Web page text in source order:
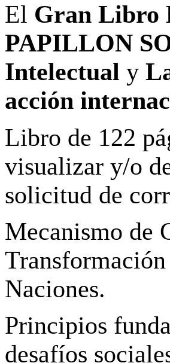
El Gran Libro
PAPILLON
Intelectual y
acción
Libro de 122
visualizar y/o
solicitud de
Mecanismo de
Naciones.
Principios
desafíos